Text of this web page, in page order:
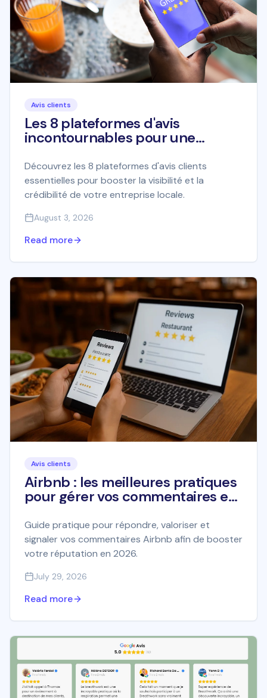
Avis clients
Les 8 plateformes d'avis
incontournables pour une
Découvrez les 8 plateformes d'avis clients
essentielles pour booster la visibilité et la
crédibilité de votre entreprise locale.
August 3, 2026
Read more
Avis clients
Airbnb : les meilleures pratiques
pour gérer vos commentaires en
Guide pratique pour répondre, valoriser et
signaler vos commentaires Airbnb afin de booster
votre réputation en 2026.
July 29, 2026
Read more